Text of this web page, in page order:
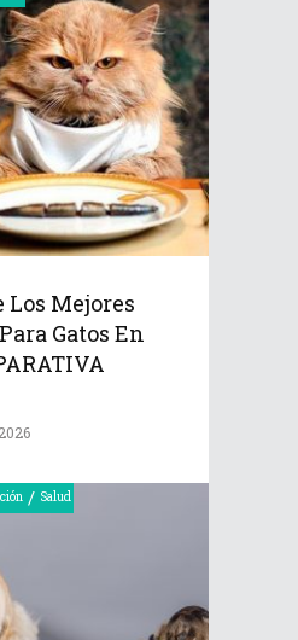
Los Mejores
Gatos En
/ Salud